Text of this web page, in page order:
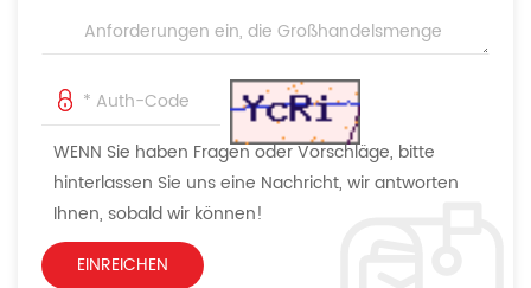
WENN Sie haben Fragen oder Vorschläge, bitte
hinterlassen Sie uns eine Nachricht, wir antworten
Ihnen, sobald wir können!